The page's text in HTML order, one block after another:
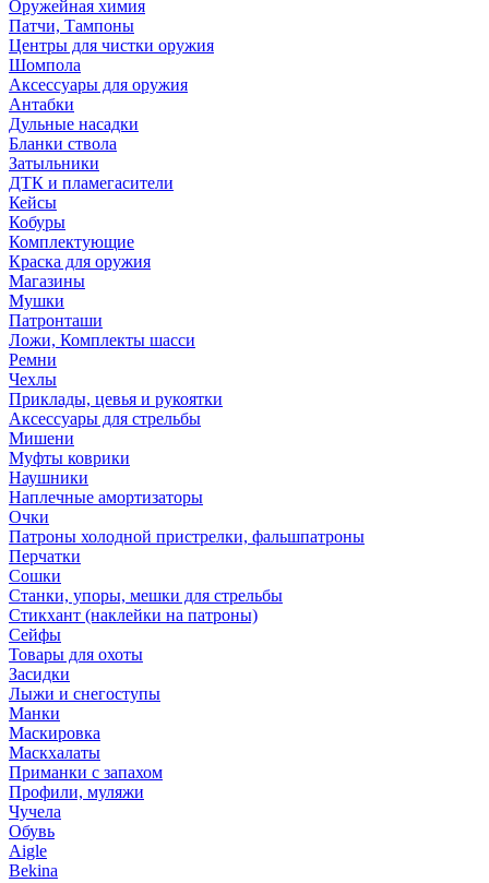
Оружейная химия
Патчи, Тампоны
Центры для чистки оружия
Шомпола
Аксессуары для оружия
Антабки
Дульные насадки
Бланки ствола
Затыльники
ДТК и пламегасители
Кейсы
Кобуры
Комплектующие
Краска для оружия
Магазины
Мушки
Патронташи
Ложи, Комплекты шасси
Ремни
Чехлы
Приклады, цевья и рукоятки
Аксессуары для стрельбы
Мишени
Муфты коврики
Наушники
Наплечные амортизаторы
Очки
Патроны холодной пристрелки, фальшпатроны
Перчатки
Сошки
Станки, упоры, мешки для стрельбы
Стикхант (наклейки на патроны)
Сейфы
Товары для охоты
Засидки
Лыжи и снегоступы
Манки
Маскировка
Маскхалаты
Приманки с запахом
Профили, муляжи
Чучела
Обувь
Aigle
Bekina